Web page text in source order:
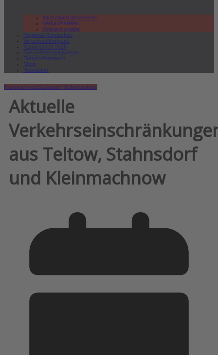
lokal.report abonnieren
Verkaufsstellen
Online Ausgabe
Regional Rundschau
Wirtschaft.Kompakt
Karriereleiter 2026
Gesundheitswegweiser
Bürgerinformation
Shop
Newsletter
KleinmachnowStahnsdorfTeltowVerkehr
Aktuelle
aus Teltow, Stahnsdorf
und Kleinmachnow